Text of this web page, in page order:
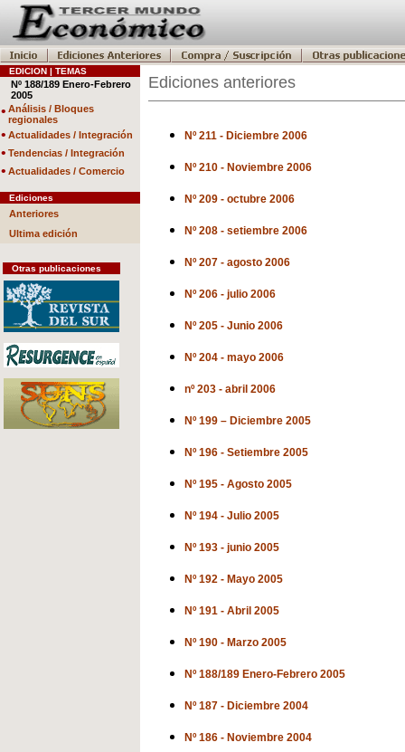
EDICION | TEMAS
Nº 188/189 Enero-Febrero
2005
• Análisis / Bloques
regionales
• Actualidades / Integración
• Tendencias / Integración
• Actualidades / Comercio
Ediciones
Anteriores
Ultima edición
Otras publicaciones
Ediciones anteriores
Nº 211 - Diciembre 2006
Nº 210 - Noviembre 2006
Nº 209 - octubre 2006
Nº 208 - setiembre 2006
Nº 207 - agosto 2006
Nº 206 - julio 2006
Nº 205 - Junio 2006
Nº 204 - mayo 2006
nº 203 - abril 2006
Nº 199 – Diciembre 2005
Nº 196 - Setiembre 2005
Nº 195 - Agosto 2005
Nº 194 - Julio 2005
Nº 193 - junio 2005
Nº 192 - Mayo 2005
Nº 191 - Abril 2005
Nº 190 - Marzo 2005
Nº 188/189 Enero-Febrero 2005
Nº 187 - Diciembre 2004
Nº 186 - Noviembre 2004